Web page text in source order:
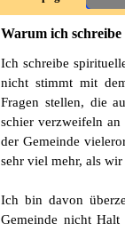
Warum ich schreibe
Ich schreibe
nicht stimmt mit
Fragen stellen, die
schier verzweifeln
der Gemeinde
sehr viel mehr, als
Ich bin davon
Gemeinde nicht